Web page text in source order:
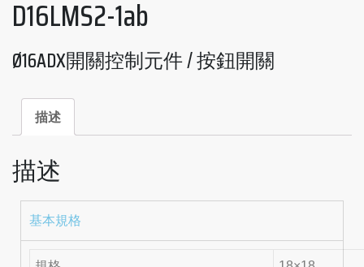
D16LMS2-1ab
Ø16ADX開關控制元件 / 按鈕開關
描述
描述
基本規格